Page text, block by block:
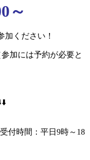
～
加ください！
加には予約が必要と
時間：平日9時～18